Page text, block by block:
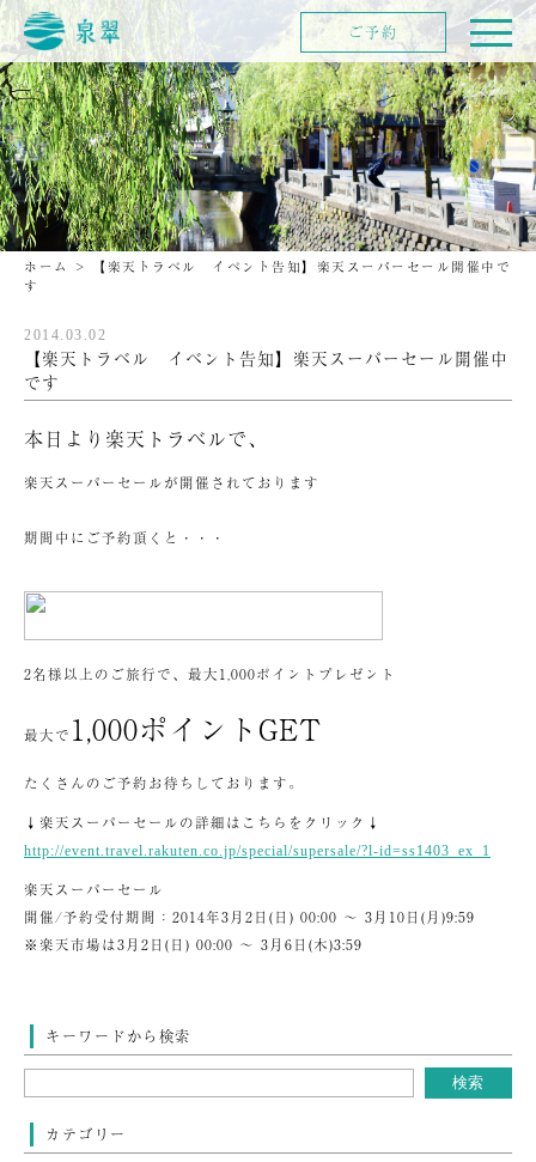
ホーム >
【楽天トラベル イベント告知】楽天スーパーセール開催中で
す
2014.03.02
【楽天トラベル イベント告知】楽天スーパーセール開催中
です
本日より楽天トラベルで、
楽天スーパーセールが開催されております
期間中にご予約頂くと・・・
2名様以上のご旅行で、最大1,000ポイントプレゼント
最大で 1,000ポイントGET
たくさんのご予約お待ちしております。
↓楽天スーパーセールの詳細はこちらをクリック↓
http://event.travel.rakuten.co.jp/special/supersale/?l-id=ss1403_ex_1
楽天スーパーセール
開催/予約受付期間：2014年3月2日(日) 00:00 ～ 3月10日(月)9:59
※楽天市場は3月2日(日) 00:00 ～ 3月6日(木)3:59
キーワードから検索
カテゴリー
ご予約